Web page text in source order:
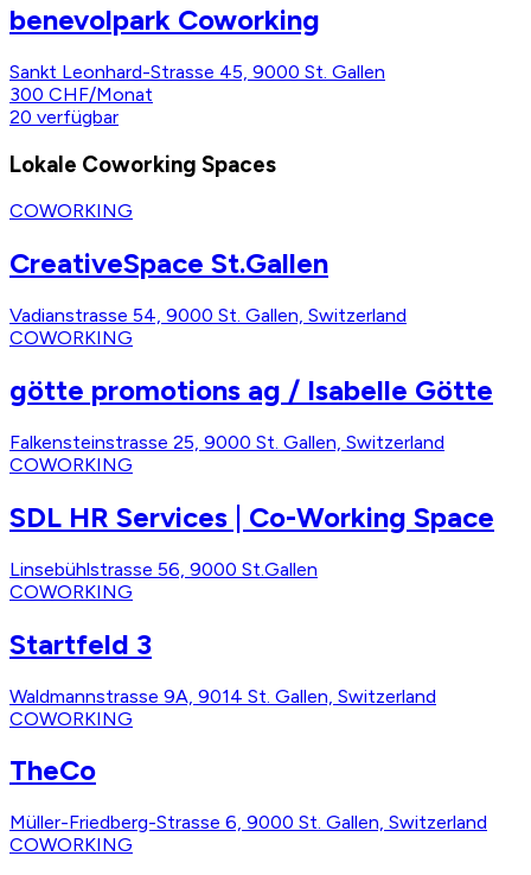
benevolpark Coworking
Sankt Leonhard-Strasse 45, 9000 St. Gallen
300 CHF/Monat
20 verfügbar
Lokale Coworking Spaces
COWORKING
CreativeSpace St.Gallen
Vadianstrasse 54, 9000 St. Gallen, Switzerland
COWORKING
götte promotions ag / Isabelle Götte
Falkensteinstrasse 25, 9000 St. Gallen, Switzerland
COWORKING
SDL HR Services | Co-Working Space
Linsebühlstrasse 56, 9000 St.Gallen
COWORKING
Startfeld 3
Waldmannstrasse 9A, 9014 St. Gallen, Switzerland
COWORKING
TheCo
Müller-Friedberg-Strasse 6, 9000 St. Gallen, Switzerland
COWORKING